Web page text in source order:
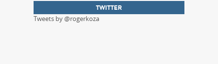
TWITTER
Tweets by @rogerkoza